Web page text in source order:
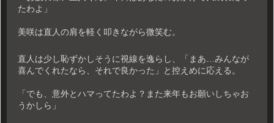
たわよ」
美咲は直人の肩を軽く叩きながら微笑む。
直人は少し恥ずかしそうに視線を逸らし、「まあ…みんなが
喜んでくれたなら、それで良かった」と控えめに応える。
「でも、意外とハマってたわよ？また来年もお願いしちゃお
うかしら」